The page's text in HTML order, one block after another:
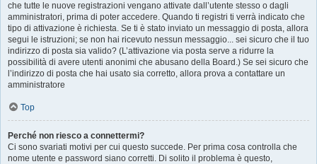
che tutte le nuove registrazioni vengano attivate dall’utente stesso o dagli
amministratori, prima di poter accedere. Quando ti registri ti verrà indicato che
tipo di attivazione è richiesta. Se ti è stato inviato un messaggio di posta, allora
segui le istruzioni; se non hai ricevuto nessun messaggio... sei sicuro che il tuo
indirizzo di posta sia valido? (L’attivazione via posta serve a ridurre la
possibilità di avere utenti anonimi che abusano della Board.) Se sei sicuro che
l’indirizzo di posta che hai usato sia corretto, allora prova a contattare un
amministratore
Top
Perché non riesco a connettermi?
Ci sono svariati motivi per cui questo succede. Per prima cosa controlla che
nome utente e password siano corretti. Di solito il problema è questo,